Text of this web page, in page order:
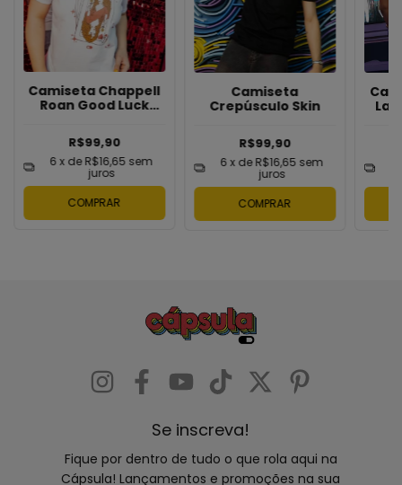
Camiseta Chappell
Roan Good Luck
R$99,90
6 x deR$16,65 sem
juros
COMPRAR
Camiseta
Crepúsculo Skin
R$99,90
6 x deR$16,65 sem
juros
COMPRAR
Se inscreva!
Fique por dentro de tudo o que rola aqui na
Cápsula! Lançamentos e promoções na sua